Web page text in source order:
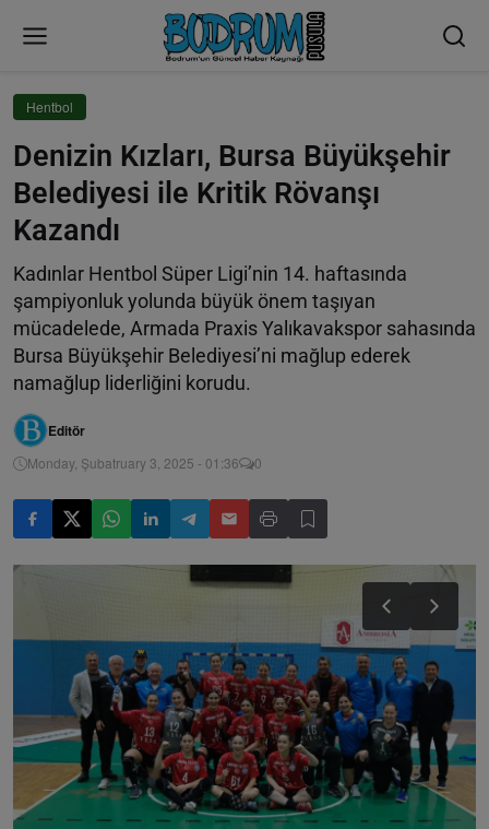
Hentbol
Denizin Kızları, Bursa Büyükşehir
Belediyesi ile Kritik Rövanşı
Kazandı
Kadınlar Hentbol Süper Ligi’nin 14. haftasında
şampiyonluk yolunda büyük önem taşıyan
mücadelede, Armada Praxis Yalıkavakspor sahasında
Bursa Büyükşehir Belediyesi’ni mağlup ederek
namağlup liderliğini korudu.
Editör
Monday, Şubatruary 3, 2025 - 01:36 0